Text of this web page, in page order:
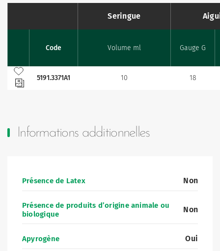
Seringue
FavouritesCode Volume ml Gauge G
Ajouter à mes favoris
5191.3371A1
10 18
Informations additionnelles
Présence de Latex Non
Présence de produits d’origine animale ou
biologique
Non
Apyrogène Oui